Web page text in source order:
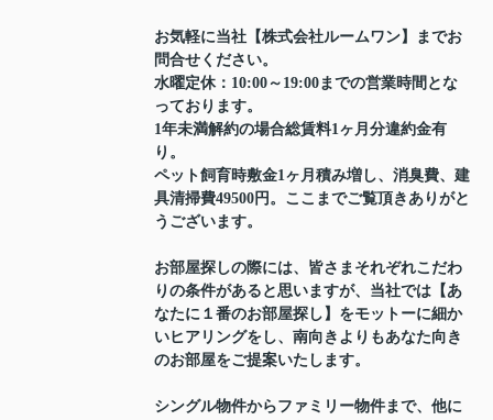
お気軽に当社【株式会社ルームワン】までお
問合せください。
水曜定休：10:00～19:00までの営業時間とな
っております。
1年未満解約の場合総賃料1ヶ月分違約金有
り。
ペット飼育時敷金1ヶ月積み増し、消臭費、建
具清掃費49500円。ここまでご覧頂きありがと
うございます。
お部屋探しの際には、皆さまそれぞれこだわ
りの条件があると思いますが、当社では【あ
なたに１番のお部屋探し】をモットーに細か
いヒアリングをし、南向きよりもあなた向き
のお部屋をご提案いたします。
シングル物件からファミリー物件まで、他に